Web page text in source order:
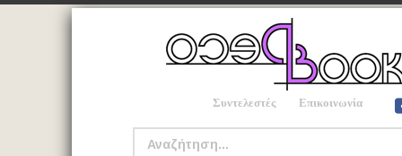
Συντελεστές Επικοινωνία